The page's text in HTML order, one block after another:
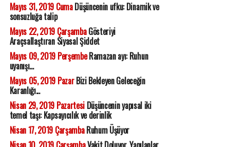
Mayıs 31, 2019 CumaDüşüncenin ufku: Dinamik ve
sonsuzluğa talip
Mayıs 22, 2019 ÇarşambaGösteriyi
Araçsallaştıran Siyasal Şiddet
Mayıs 09, 2019 PerşembeRamazan ayı: Ruhun
uyanışı...
Mayıs 05, 2019 PazarBizi Bekleyen Geleceğin
Karanlığı...
Nisan 29, 2019 PazartesiDüşüncenin yapısal iki
temel taşı: Kapsayıcılık ve derinlik
Nisan 17, 2019 ÇarşambaRuhum Üşüyor